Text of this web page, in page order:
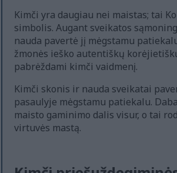
Kimči yra daugiau nei maistas; tai
simbolis. Augant sveikatos
nauda pavertė jį mėgstamu
žmonės ieško autentiškų
pabrėždami kimči vaidmenį.
Kimči skonis ir nauda sveikatai
pasaulyje mėgstamu patiekalu.
maisto gaminimo dalis visur, o tai
virtuvės mastą.